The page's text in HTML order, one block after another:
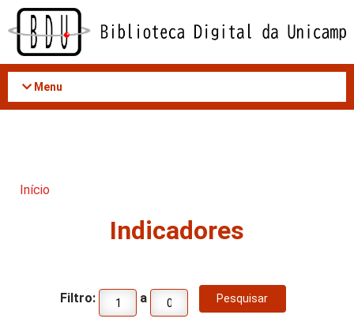
Acessar
conteúdo
Menu
Início
Indicadores
Filtro: a